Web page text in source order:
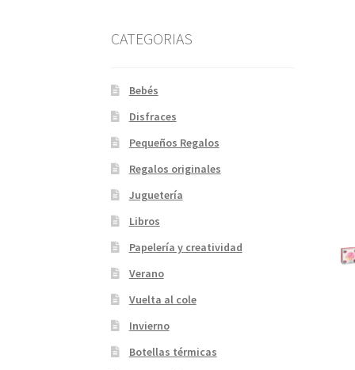
CATEGORIAS
Bebés
Disfraces
Pequeños Regalos
Regalos originales
Juguetería
Libros
Papelería y creatividad
Verano
Vuelta al cole
Invierno
Botellas térmicas